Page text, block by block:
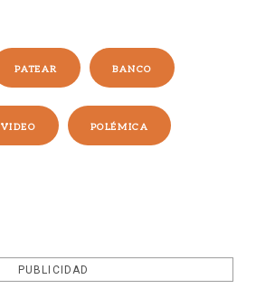
PATEAR BANCO
VIDEO POLÉMICA
PUBLICIDAD